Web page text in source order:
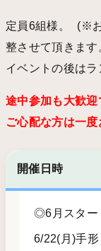
定員6組様。 (※
整させて頂きます
イベントの後はラ
途中参加も大歓迎
ご心配な方は一度
開催日時
◎6月スター
6/22(月)手